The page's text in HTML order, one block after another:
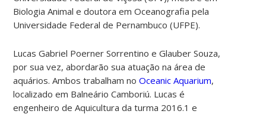
Biologia Animal e doutora em Oceanografia pela
Universidade Federal de Pernambuco (UFPE).
Lucas Gabriel Poerner Sorrentino e Glauber Souza,
por sua vez, abordarão sua atuação na área de
aquários. Ambos trabalham noOceanic Aquarium,
localizado em Balneário Camboriú. Lucas é
engenheiro de Aquicultura da turma 2016.1 e